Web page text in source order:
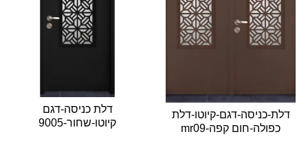
דלת-כניסה-דגם-קיוטו-דלת
כפולה-חום קפה-mr09
דלת כניסה-דגם
קיוטו-שחור-9005